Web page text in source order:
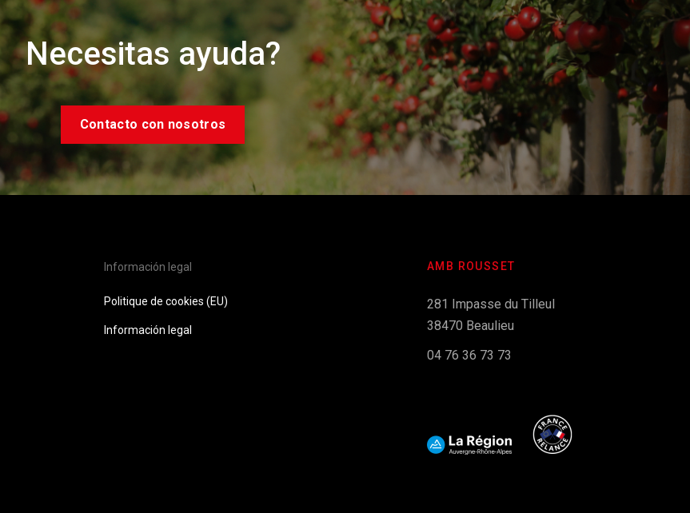
Necesitas ayuda?
Contacto con nosotros
Información legal
Politique de cookies (EU)
Información legal
AMB ROUSSET
281 Impasse du Tilleul
38470 Beaulieu
04 76 36 73 73